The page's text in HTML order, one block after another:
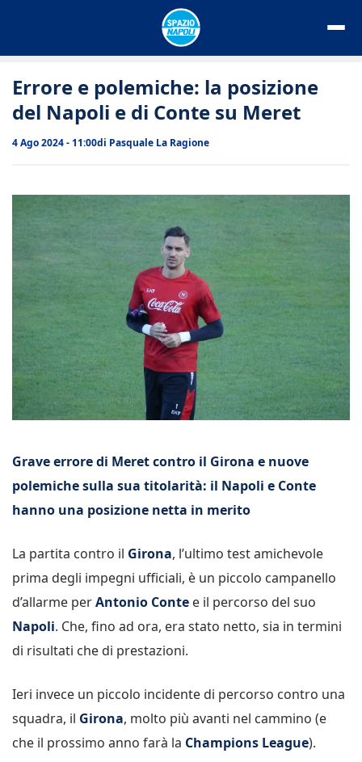
Errore e polemiche: la posizione
del Napoli e di Conte su Meret
4 Ago 2024 - 11:00di Pasquale La Ragione
Grave errore di Meret contro il Girona e nuove
polemiche sulla sua titolarità: il Napoli e Conte
hanno una posizione netta in merito
La partita contro il Girona, l’ultimo test amichevole
prima degli impegni ufficiali, è un piccolo campanello
d’allarme perAntonio Conte e il percorso del suo
Napoli. Che, fino ad ora, era stato netto, sia in termini
di risultati che di prestazioni.
Ieri invece un piccolo incidente di percorso contro una
squadra, il Girona, molto più avanti nel cammino (e
che il prossimo anno farà la Champions League).